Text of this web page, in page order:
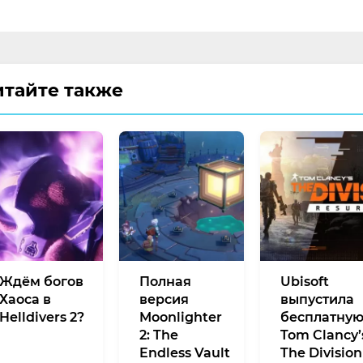
также
Ждём богов
Хаоса в
Helldivers 2?
Полная
версия
Moonlighter
2: The
Endless Vault
Ubisoft
выпустила
бесплатную
Tom
The Division